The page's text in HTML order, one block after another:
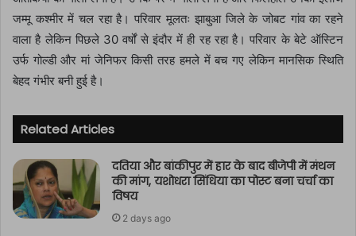
जम्मू कश्मीर में चल रहा है। परिवार मूलतः झाबुआ जिले के जोबट गांव का रहने
वाला है लेकिन पिछले 30 वर्षों से इंदौर में ही रह रहा है। परिवार के बेटे ऑस्टिन
उर्फ गोल्डी और मां जेनिफर किसी तरह हमले में बच गए लेकिन मानसिक स्थिति
बेहद गंभीर बनी हुई है।
Related Articles
दतिया और बांकीपुर में हार के बाद बीजेपी में मंथन
की मांग, यशोधरा सिंधिया का पोस्ट बना चर्चा का
विषय
2 days ago